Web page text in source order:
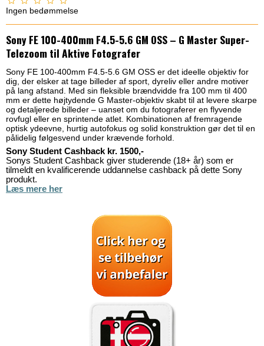
Ingen bedømmelse
Sony FE 100-400mm F4.5-5.6 GM OSS – G Master Super-
Telezoom til Aktive Fotografer
Sony FE 100-400mm F4.5-5.6 GM OSS er det ideelle objektiv for
dig, der elsker at tage billeder af sport, dyreliv eller andre motiver
på lang afstand. Med sin fleksible brændvidde fra 100 mm til 400
mm er dette højtydende G Master-objektiv skabt til at levere skarpe
og detaljerede billeder – uanset om du fotograferer en flyvende
rovfugl eller en sprintende atlet. Kombinationen af fremragende
optisk ydeevne, hurtig autofokus og solid konstruktion gør det til en
pålidelig følgesvend under krævende forhold.
Sony Student Cashback kr. 1500,-
Sonys Student Cashback giver studerende (18+ år) som er
tilmeldt en kvalificerende uddannelse cashback på dette Sony
produkt.
Læs mere her